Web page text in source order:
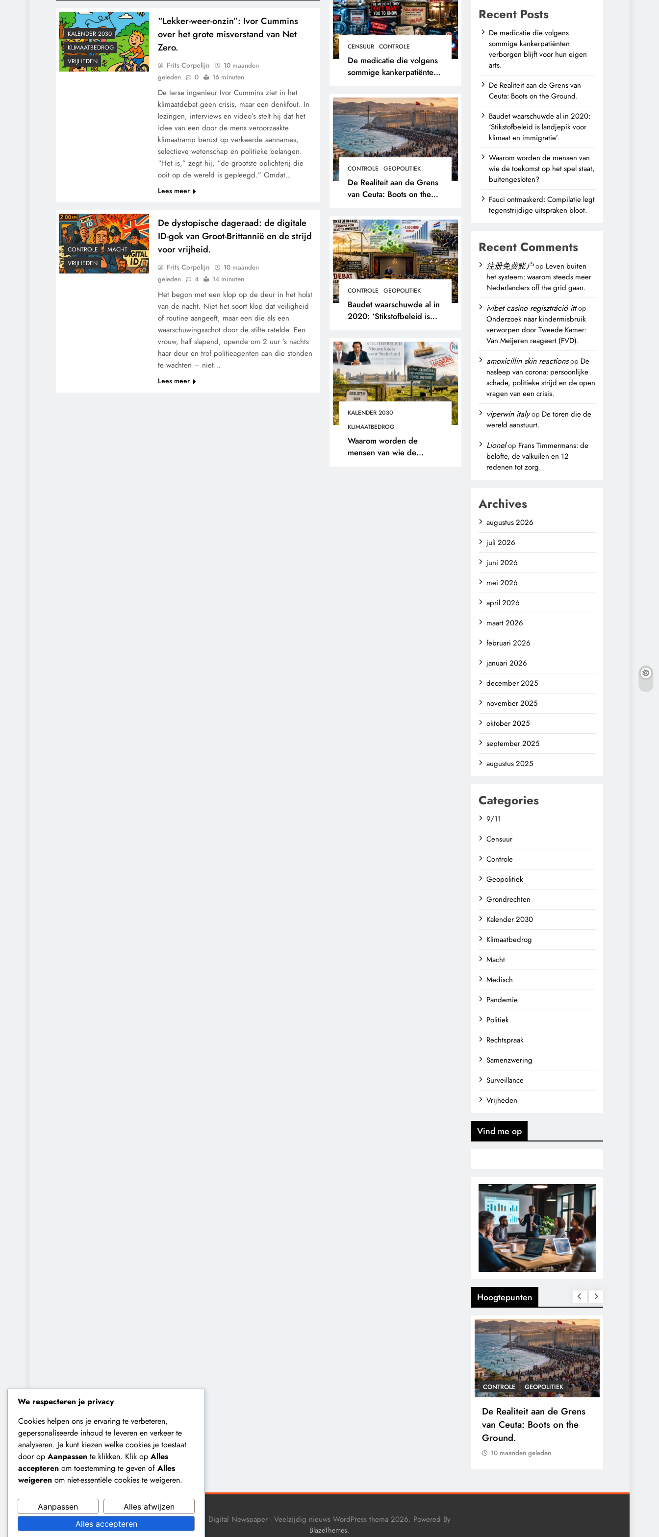
CENSUUR CONTROLE
De medicatie die volgens
sommige kankerpatiënten
eigen arts.
CONTROLE GEOPOLITIEK
De Realiteit aan de Grens
van Ceuta: Boots on the
CONTROLE GEOPOLITIEK
Baudet waarschuwde al in
2020: ‘Stikstofbeleid is
immigratie’.
KALENDER 2030
KLIMAATBEDROG
Waarom worden de
mensen van wie de
KALENDER 2030
KLIMAATBEDROG
VRIJHEDEN
“Lekker-weer-onzin”: Ivor Cummins
over het grote misverstand van Net
Zero.
Frits Corpelijn
10 maanden
geleden
0 16 minuten
De Ierse ingenieur Ivor Cummins ziet in het
klimaatdebat geen crisis, maar een denkfout. In
lezingen, interviews en video’s stelt hij dat het
idee van een door de mens veroorzaakte
klimaatramp berust op verkeerde aannames,
selectieve wetenschap en politieke belangen.
“Het is,” zegt hij, “de grootste oplichterij die
ooit op de wereld is gepleegd.” Omdat…
Lees meer
CONTROLE
MACHT
VRIJHEDEN
De dystopische dageraad: de digitale
ID-gok van Groot-Brittannië en de strijd
voor vrijheid.
Frits Corpelijn
10 maanden
geleden
4 14 minuten
Het begon met een klop op de deur in het holst
van de nacht. Niet het soort klop dat veiligheid
of routine aangeeft, maar een die als een
waarschuwingsschot door de stilte ratelde. Een
vrouw, half slapend, opende om 2 uur ’s nachts
haar deur en trof politieagenten aan die stonden
te wachten – niet…
Lees meer
Recent Posts
De medicatie die volgens
sommige kankerpatiënten
verborgen blijft voor hun eigen
arts.
De Realiteit aan de Grens van
Ceuta: Boots on the Ground.
Baudet waarschuwde al in 2020:
‘Stikstofbeleid is landjepik voor
klimaat en immigratie’.
Waarom worden de mensen van
wie de toekomst op het spel staat,
buitengesloten?
Fauci ontmaskerd: Compilatie legt
tegenstrijdige uitspraken bloot.
Recent Comments
注册免费账户op Leven buiten
het systeem: waarom steeds meer
Nederlanders off the grid gaan.
ivibet casino regisztráció ittop
Onderzoek naar kindermisbruik
verworpen door Tweede Kamer:
Van Meijeren reageert (FVD).
amoxicillin skin reactionsop De
nasleep van corona: persoonlijke
schade, politieke strijd en de open
vragen van een crisis.
viperwin italyop De toren die de
wereld aanstuurt.
Lionelop Frans Timmermans: de
belofte, de valkuilen en 12
redenen tot zorg.
Archives
augustus 2026
juli 2026
juni 2026
mei 2026
april 2026
maart 2026
februari 2026
januari 2026
december 2025
november 2025
oktober 2025
september 2025
augustus 2025
Categories
9/11
Censuur
Controle
Geopolitiek
Grondrechten
Kalender 2030
Klimaatbedrog
Macht
Medisch
Pandemie
Politiek
Rechtspraak
Samenzwering
Surveillance
Vrijheden
Vind me op
Hoogtepunten
CONTROLE GEOPOLITIEK
De Realiteit aan de Grens
van Ceuta: Boots on the
Ground.
10 maanden geleden
Digital Newspaper - Veelzijdig nieuws WordPress thema 2026. Powered By
BlazeThemes.
We respecteren je privacy
Cookies helpen ons je ervaring te verbeteren,
gepersonaliseerde inhoud te leveren en verkeer te
analyseren. Je kunt kiezen welke cookies je toestaat
door op Aanpassen te klikken. Klik op Alles
accepteren om toestemming te geven of Alles
weigeren om niet-essentiële cookies te weigeren.
Aanpassen
Alles afwijzen
Alles accepteren